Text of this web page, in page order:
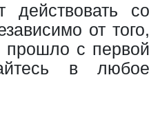
действовать со
от того,
прошло с первой
в любое